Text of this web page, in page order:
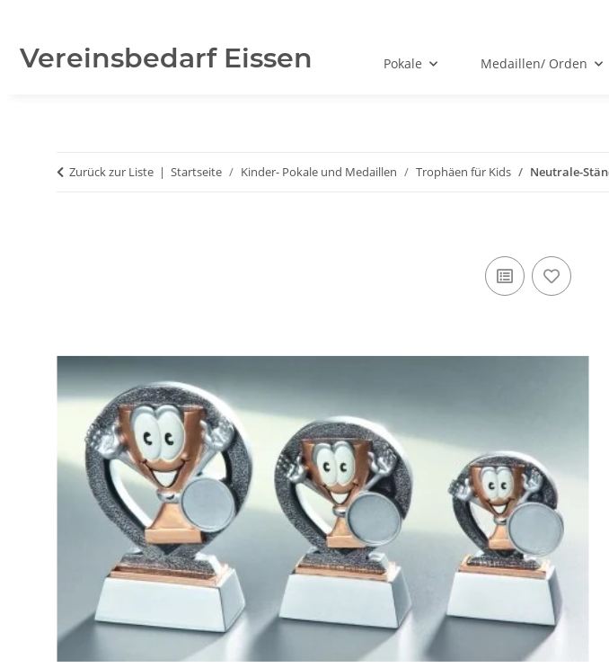
Vereinsbedarf Eissen Pokale Medaillen/ Orden
Zurück zur Liste Startseite Kinder- Pokale und Medaillen Trophäen für Kids Neutrale-